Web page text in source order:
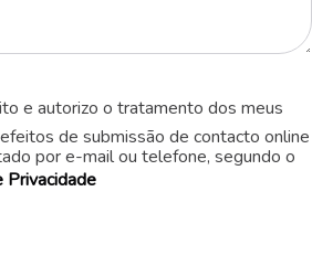
e autorizo o tratamento dos meus
de submissão de contacto online
por e-mail ou telefone, segundo o
Privacidade